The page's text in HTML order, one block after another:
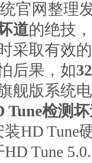
官网整理
道的绝技
采取有效
后果，如
舰版系统
Tune检测
Tune
Tune 5.0.